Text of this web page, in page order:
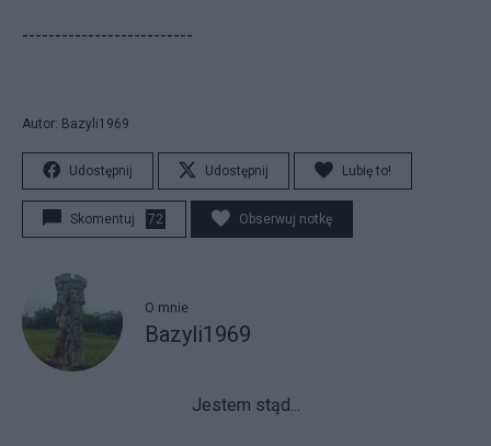
--------------------------
Autor: Bazyli1969
Udostępnij Udostępnij Lubię to!
Skomentuj 72 Obserwuj notkę
O mnie
Bazyli1969
Jestem stąd...